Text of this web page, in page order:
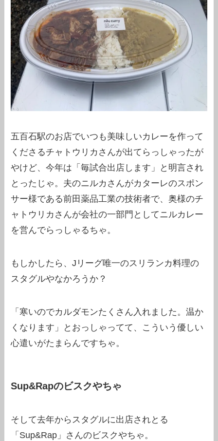
五百石駅のお店でいつも美味しいカレーを作って
くださるチャトウリカさんが出てらっしゃったが
やけど、今年は「毎試合出店します」と明言され
とったじゃ。夫のニルカさんがカターレのスポン
サー様である前田薬品工業の技術者で、奥様のチ
ャトウリカさんが会社の一部門としてニルカレー
を営んでらっしゃるちゃ。
もしかしたら、Jリーグ唯一のスリランカ料理の
スタグルやなかろうか？
「寒いのでカルダモンたくさん入れました。温か
くなります」とおっしゃってて、こういう優しい
心遣いがたまらんですちゃ。
Sup&Rapのビスクやちゃ
そして去年からスタグルに出店されとる
「Sup&Rap」さんのビスクやちゃ。